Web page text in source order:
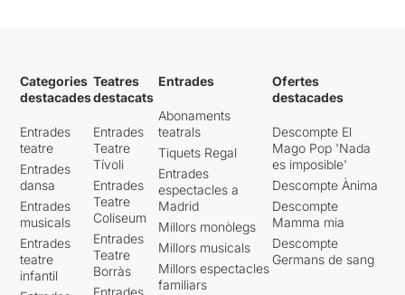
Categories
destacades
Entrades
teatre
Entrades
dansa
Entrades
musicals
Entrades
teatre
infantil
Teatres
destacats
Entrades
Teatre
Tívoli
Entrades
Teatre
Coliseum
Entrades
Teatre
Borràs
Entrades
Entrades
Abonaments
teatrals
Tiquets Regal
Entrades
espectacles a
Madrid
Millors monòlegs
Millors musicals
Millors espectacles
familiars
Ofertes
destacades
Descompte El
Mago Pop 'Nada
es imposible'
Descompte Ànima
Descompte
Mamma mia
Descompte
Germans de sang